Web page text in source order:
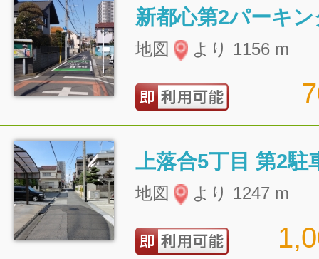
新都心第2パーキン
地図 より 1156 m
上落合5丁目 第2駐
地図 より 1247 m